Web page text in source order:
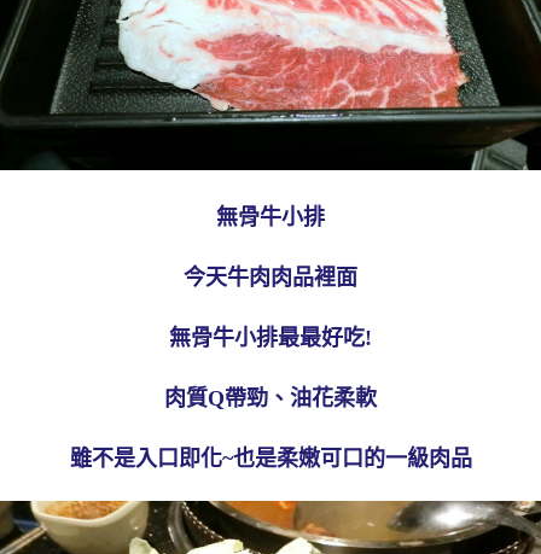
無骨牛小排
今天牛肉肉品裡面
無骨牛小排最最好吃!
肉質Q帶勁、油花柔軟
雖不是入口即化~也是柔嫩可口的一級肉品